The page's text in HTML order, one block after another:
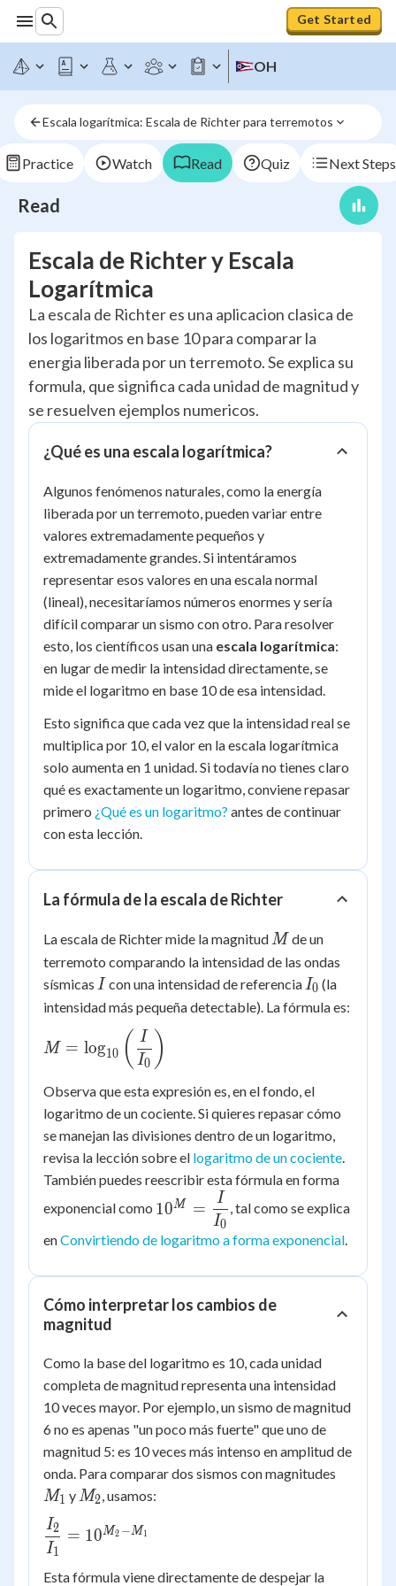
Get Started
OH
Escala logarítmica: Escala de Richter para terremotos
Practice Watch Read Quiz Next Steps
Read
Escala de Richter y Escala
Logarítmica
La escala de Richter es una aplicacion clasica de
los logaritmos en base 10 para comparar la
energia liberada por un terremoto. Se explica su
formula, que significa cada unidad de magnitud y
se resuelven ejemplos numericos.
¿Qué es una escala logarítmica?
Algunos fenómenos naturales, como la energía
liberada por un terremoto, pueden variar entre
valores extremadamente pequeños y
extremadamente grandes. Si intentáramos
representar esos valores en una escala normal
(lineal), necesitaríamos números enormes y sería
difícil comparar un sismo con otro. Para resolver
esto, los científicos usan una escala logarítmica:
en lugar de medir la intensidad directamente, se
mide el logaritmo en base 10 de esa intensidad.
Esto significa que cada vez que la intensidad real se
multiplica por 10, el valor en la escala logarítmica
solo aumenta en 1 unidad. Si todavía no tienes claro
qué es exactamente un logaritmo, conviene repasar
primero ¿Qué es un logaritmo? antes de continuar
con esta lección.
La fórmula de la escala de Richter
La escala de Richter mide la magnitud M
M de un
terremoto comparando la intensidad de las ondas
sísmicas I
Icon una intensidad de referencia I_0
I0 (la
intensidad más pequeña detectable). La fórmula es:
M =
\log_{10}\left(\dfrac{I}
M = log10 ( I0
I )
Observa que esta expresión es, en el fondo, el
logaritmo de un cociente. Si quieres repasar cómo
se manejan las divisiones dentro de un logaritmo,
revisa la lección sobre el logaritmo de un cociente.
También puedes reescribir esta fórmula en forma
exponencial como 10^{M}
=
\dfrac{I}
10M =
I0
I
, tal como se explica
enConvirtiendo de logaritmo a forma exponencial.
Cómo interpretar los cambios de
magnitud
Como la base del logaritmo es 10, cada unidad
completa de magnitud representa una intensidad
10 veces mayor. Por ejemplo, un sismo de magnitud
6 no es apenas "un poco más fuerte" que uno de
magnitud 5: es 10 veces más intenso en amplitud de
onda. Para comparar dos sismos con magnitudes
M1 y M_2
M2, usamos:
\dfrac{I_2}
{I_1} =
10^{M_2 -
I1
I2 = 10M2 −M1
Esta fórmula viene directamente de despejar la